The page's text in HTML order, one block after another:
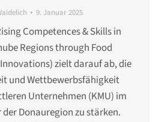
9. Januar 2025
Competences & Skills in
Regions through Food
zielt darauf ab, die
und Wettbewerbsfähigkeit
Unternehmen (KMU) im
Donauregion zu stärken.